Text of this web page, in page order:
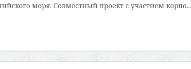
моря. Совместный проект с участием корпо...